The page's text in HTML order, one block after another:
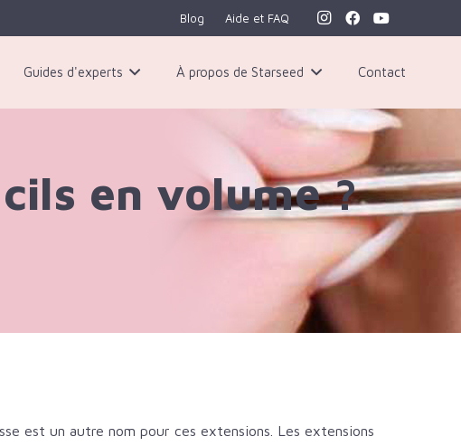
Blog Aide et FAQ
Guides d'experts À propos de Starseed Contact
en volume ?
est un autre nom pour ces extensions. Les extensions